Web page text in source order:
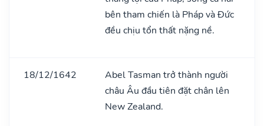
bên tham chiến là Pháp và Đức
đều chịu tổn thất nặng nề.
18/12/1642
Abel Tasman trở thành người
châu Âu đầu tiên đặt chân lên
New Zealand.